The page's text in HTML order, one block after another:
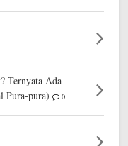
Ternyata Ada
Pura-pura)
0